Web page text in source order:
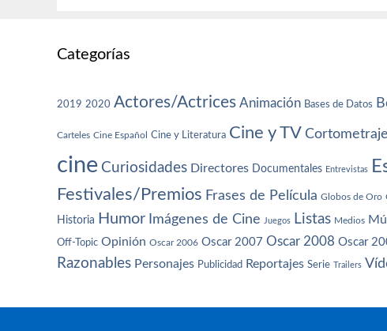
Categorías
2019 2020 Actores/Actrices Animación Bases de Datos
Carteles Cine Español Cine y Literatura Cine y TV
cine Curiosidades Directores Documentales Entrevistas
Festivales/Premios Frases de Película Globos de Oro
Historia Humor Imágenes de Cine Juegos Listas Medios
Off-Topic Opinión Oscar 2006 Oscar 2007 Oscar 2008 Oscar
Razonables Personajes Publicidad Reportajes Serie Trailers